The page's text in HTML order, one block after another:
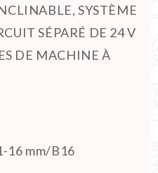
SYSTÈME
SÉPARÉ DE 24 V
DE MACHINE À
16 mm/B16